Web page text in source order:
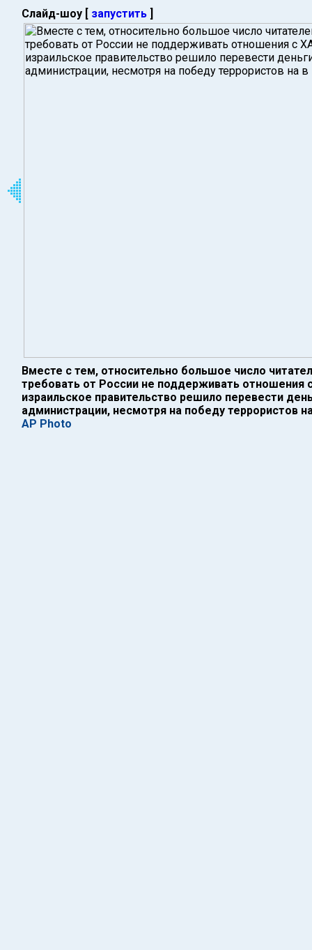
Слайд-шоу [ запустить ]
Вместе с тем, относительно большое число
требовать от России не поддерживать отношения
израильское правительство решило перевести
администрации, несмотря на победу террористов
AP Photo